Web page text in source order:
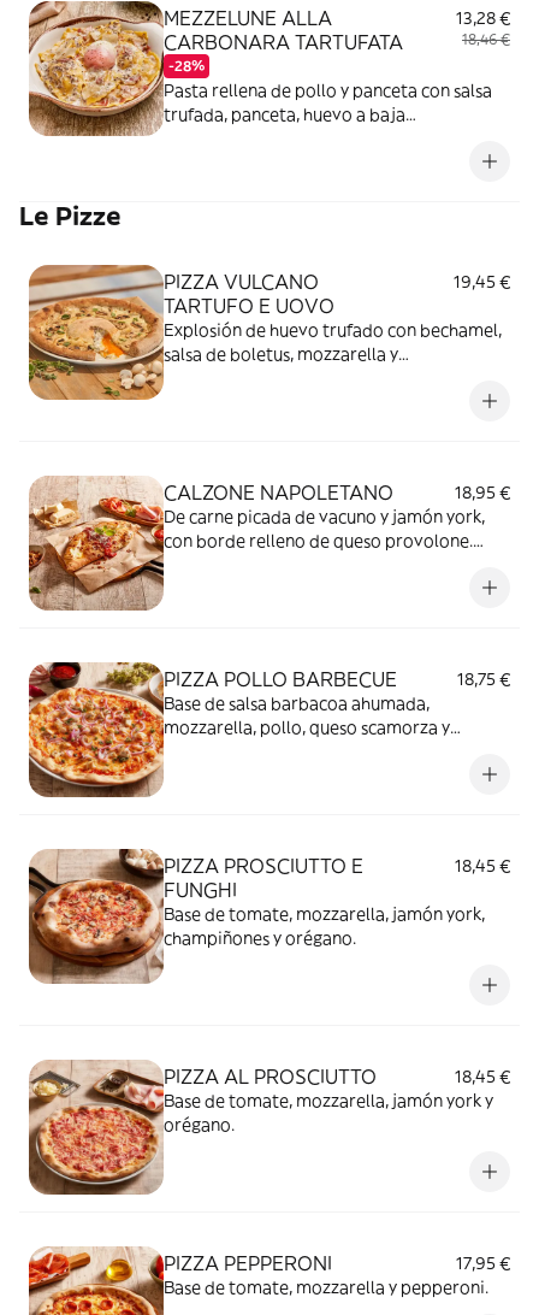
MEZZELUNE ALLA
CARBONARA TARTUFATA
-28%
13,28 €
18,46 €
Pasta rellena de pollo y panceta con salsa
trufada, panceta, huevo a baja
Le Pizze
PIZZA VULCANO
TARTUFO E UOVO
19,45 €
Explosión de huevo trufado con bechamel,
salsa de boletus, mozzarella y
CALZONE NAPOLETANO
18,95 €
De carne picada de vacuno y jamón york,
con borde relleno de queso provolone.
PIZZA POLLO BARBECUE
18,75 €
Base de salsa barbacoa ahumada,
mozzarella, pollo, queso scamorza y
PIZZA PROSCIUTTO E
FUNGHI
18,45 €
Base de tomate, mozzarella, jamón york,
champiñones y orégano.
PIZZA AL PROSCIUTTO
18,45 €
Base de tomate, mozzarella, jamón york y
orégano.
PIZZA PEPPERONI
17,95 €
Base de tomate, mozzarella y pepperoni.